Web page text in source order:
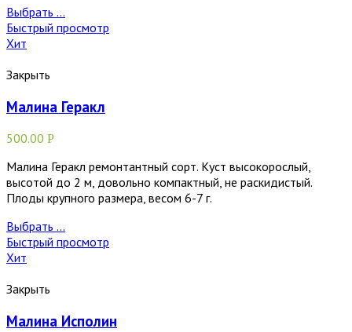
Выбрать ...
Быстрый просмотр
Хит
Закрыть
Малина Геракл
500.00 Р
Малина Геракл ремонтантный сорт. Куст высокорослый,
высотой до 2 м, довольно компактный, не раскидистый.
Плоды крупного размера, весом 6-7 г.
Выбрать ...
Быстрый просмотр
Хит
Закрыть
Малина Исполин